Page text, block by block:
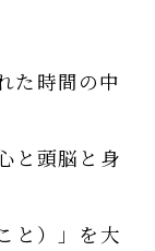
た時間の中
と頭脳と身
と）」を大